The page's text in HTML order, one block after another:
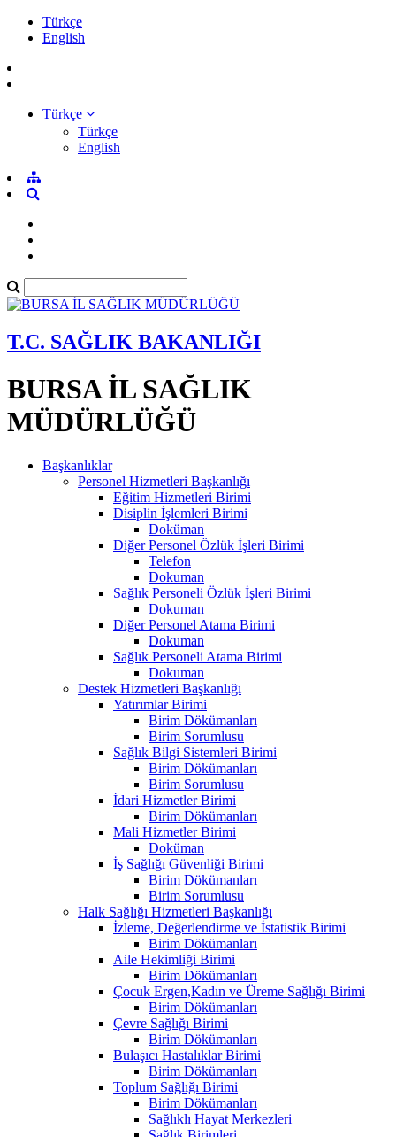
Türkçe
English
Türkçe
Türkçe
English
T.C. SAĞLIK BAKANLIĞI
BURSA İL SAĞLIK
MÜDÜRLÜĞÜ
Başkanlıklar
Personel Hizmetleri Başkanlığı
Eğitim Hizmetleri Birimi
Disiplin İşlemleri Birimi
Doküman
Diğer Personel Özlük İşleri Birimi
Telefon
Dokuman
Sağlık Personeli Özlük İşleri Birimi
Dokuman
Diğer Personel Atama Birimi
Dokuman
Sağlık Personeli Atama Birimi
Dokuman
Destek Hizmetleri Başkanlığı
Yatırımlar Birimi
Birim Dökümanları
Birim Sorumlusu
Sağlık Bilgi Sistemleri Birimi
Birim Dökümanları
Birim Sorumlusu
İdari Hizmetler Birimi
Birim Dökümanları
Mali Hizmetler Birimi
Doküman
İş Sağlığı Güvenliği Birimi
Birim Dökümanları
Birim Sorumlusu
Halk Sağlığı Hizmetleri Başkanlığı
İzleme, Değerlendirme ve İstatistik Birimi
Birim Dökümanları
Aile Hekimliği Birimi
Birim Dökümanları
Çocuk Ergen,Kadın ve Üreme Sağlığı Birimi
Birim Dökümanları
Çevre Sağlığı Birimi
Birim Dökümanları
Bulaşıcı Hastalıklar Birimi
Birim Dökümanları
Toplum Sağlığı Birimi
Birim Dökümanları
Sağlıklı Hayat Merkezleri